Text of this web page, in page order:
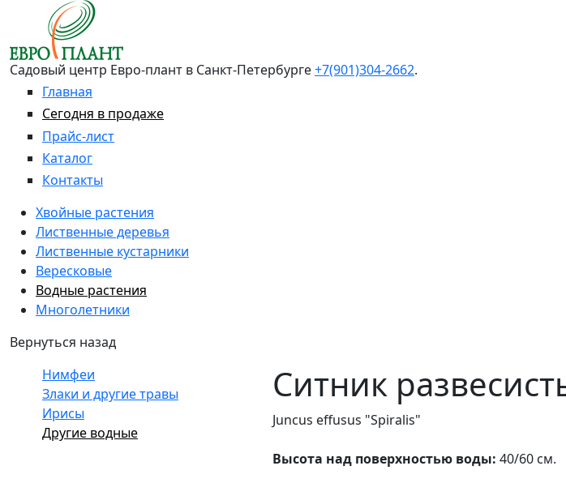
Перейти к основному содержанию
Садовый центр Евро-плант в Санкт-Петербурге+7(901)304-2662.
Главная
Сегодня в продаже
Прайс-лист
Каталог
Контакты
Хвойные растения
Лиственные деревья
Лиственные кустарники
Вересковые
Водные растения
Многолетники
Вернуться назад
Нимфеи
Злаки и другие травы
Ирисы
Другие водные
Ситник
Juncus effusus "Spiralis"
Высота над поверхностью воды: 40/60 см.